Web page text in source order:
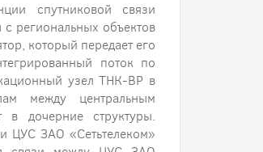
спутниковой связи
региональных объектов
который передает его
поток по
узел ТНК-BP в
между центральным
дочерние структуры.
ЦУС ЗАО «Сетьтелеком»